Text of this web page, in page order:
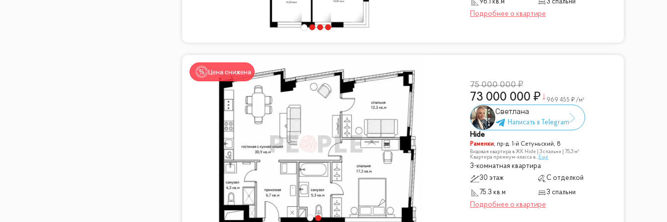
✅ Полная готовность к проживанию — новая дизайнерская отделка
96.1 кв.м
3 спальни
Цена снижена
75 000 000
73 000 000 969 455 /м²
Светлана
Hide
Раменки, пр-д. 1-й Сетуньский, 8
Видовая квартира в ЖК Hide | 3 спальни | 75,3 м²
Квартира премиум-класса в...Ещё
3-комнатная квартира
30 этаж
С отделкой
75.3 кв.м
3 спальни